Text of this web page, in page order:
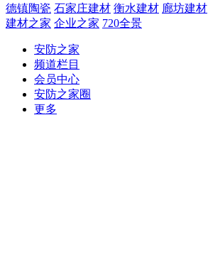
德镇陶瓷 石家庄建材 衡水建材 廊坊建材
建材之家 企业之家 720全景
安防之家
频道栏目
会员中心
安防之家圈
更多